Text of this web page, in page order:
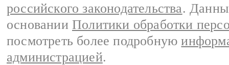
российского законодательства.
основании Политики обработки
посмотреть более подробную
администрацией.